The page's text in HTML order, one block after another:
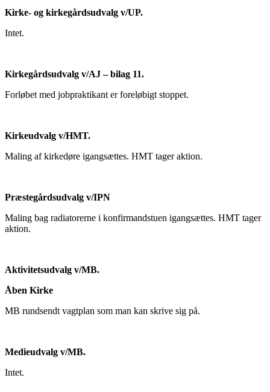
Kirke- og kirkegårdsudvalg v/UP.
Intet.
Kirkegårdsudvalg v/AJ – bilag 11.
Forløbet med jobpraktikant er foreløbigt stoppet.
Kirkeudvalg v/HMT.
Maling af kirkedøre igangsættes. HMT tager aktion.
Præstegårdsudvalg v/IPN
Maling bag radiatorerne i konfirmandstuen igangsættes. HMT tager
aktion.
Aktivitetsudvalg v/MB.
Åben Kirke
MB rundsendt vagtplan som man kan skrive sig på.
Medieudvalg v/MB.
Intet.